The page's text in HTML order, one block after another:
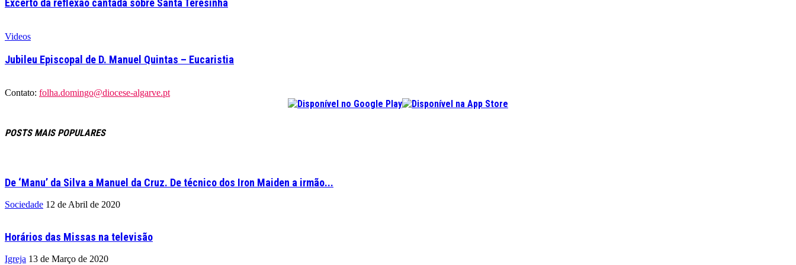
Excerto da reflexão cantada sobre Santa Teresinha
Videos
Jubileu Episcopal de D. Manuel Quintas – Eucaristia
Contato: folha.domingo@diocese-algarve.pt
POSTS MAIS POPULARES
De ‘Manu’ da Silva a Manuel da Cruz. De técnico dos Iron Maiden a irmão...
Sociedade 12 de Abril de 2020
Horários das Missas na televisão
Igreja 13 de Março de 2020